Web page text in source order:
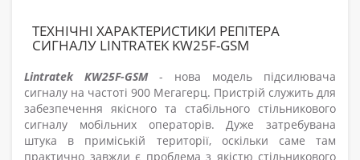
ТЕХНІЧНІ ХАРАКТЕРИСТИКИ РЕПІТЕРА
СИГНАЛУ LINTRATEK KW25F-GSM
Lintratek KW25F-GSM
- нова модель підсилювача
сигналу на частоті 900 Мегагерц. Пристрій служить для
забезпечення якісного та стабільного стільникового
сигналу мобільних операторів. Дуже затребувана
штука в приміській території, оскільки саме там
практично завжди є проблема з якістю стільникового